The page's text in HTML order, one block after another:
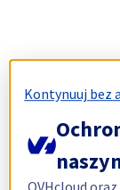
Kontynuuj bez